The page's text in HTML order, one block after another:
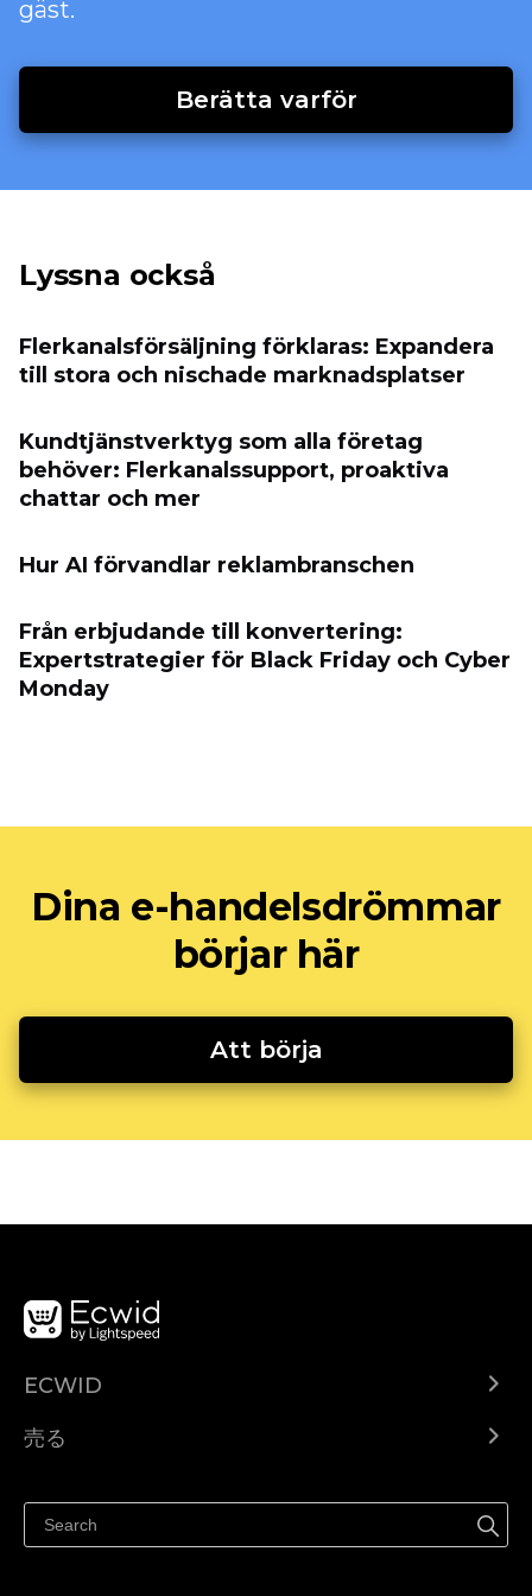
gäst.
Berätta varför
Lyssna också
Flerkanalsförsäljning förklaras: Expandera
till stora och nischade marknadsplatser
Kundtjänstverktyg som alla företag
behöver: Flerkanalssupport, proaktiva
chattar och mer
Hur AI förvandlar reklambranschen
Från erbjudande till konvertering:
Expertstrategier för Black Friday och Cyber
​​Monday
Dina e-handelsdrömmar
börjar här
Att börja
ECWID
ヘルプセンター
売る
Facebookで販売する
Instagramで販売する